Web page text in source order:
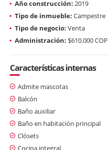
Año construcción: 2019
Tipo de inmueble: Campestre
Tipo de negocio: Venta
Administración: $610.000 COP
Características internas
Admite mascotas
Balcón
Baño auxiliar
Baño en habitación principal
Clósets
Cocina integral